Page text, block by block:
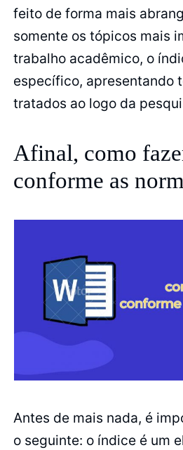
feito de forma mais
somente os tópicos mais
trabalho acadêmico, o
específico, apresentando
tratados ao logo da
Afinal, como
conforme as
Antes de mais nada, é
o seguinte: o índice é um